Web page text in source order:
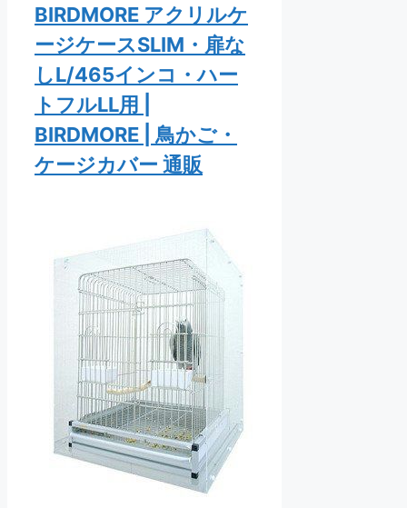
BIRDMORE アクリルケ
ージケースSLIM・扉な
しL/465インコ・ハー
トフルLL用 |
BIRDMORE | 鳥かご・
ケージカバー 通販